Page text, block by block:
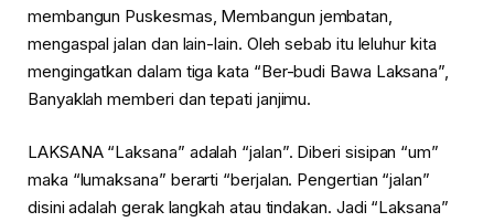
membangun Puskesmas, Membangun jembatan,
mengaspal jalan dan lain-lain. Oleh sebab itu leluhur kita
mengingatkan dalam tiga kata “Ber-budi Bawa Laksana”,
Banyaklah memberi dan tepati janjimu.
LAKSANA “Laksana” adalah “jalan”. Diberi sisipan “um”
maka “lumaksana” berarti “berjalan. Pengertian “jalan”
disini adalah gerak langkah atau tindakan. Jadi “Laksana”